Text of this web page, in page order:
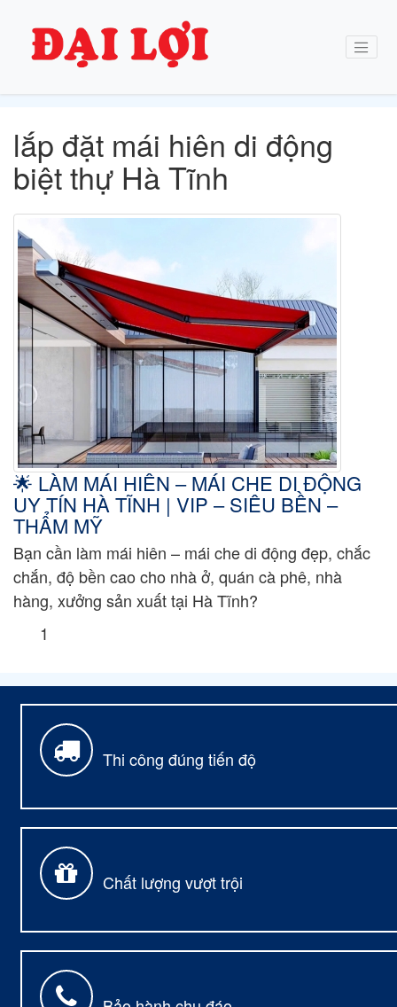
lắp đặt mái hiên di động
biệt thự Hà Tĩnh
🌟 LÀM MÁI HIÊN – MÁI CHE DI ĐỘNG
UY TÍN HÀ TĨNH | VIP – SIÊU BỀN –
THẨM MỸ
Bạn cần làm mái hiên – mái che di động đẹp, chắc
chắn, độ bền cao cho nhà ở, quán cà phê, nhà
hàng, xưởng sản xuất tại Hà Tĩnh?
1
Thi công đúng tiến độ
Chất lượng vượt trội